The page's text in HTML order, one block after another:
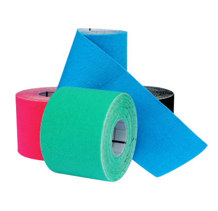
Klebewirkung durch Wärmeeinwirkung. Dafür
wird empfohlen, das Tape von der Basis aus
immer zum Tape-Ende hin auszustreichen (ca.
60 sec.).- Vor sportlicher Aktivität sollte das
Tape 30 Minuten vorher angelegt werden.-
Nach dem Duschen / Baden / Schwimmen
sollte das Tape abgetupft oder auf niedrigster
Stufe trocken gefönt werden.- Es kann
gelegentlich zu Hautirritationen kommen. In
diesem Fall umgehend das Tape entfernen.-
Das Tape lässt sich am besten nach dem
Duschen / Baden
entfernen.SICHERHEITSHINWEISE- Bei
Allergie gegen einen der Inhaltsstoffe Tape